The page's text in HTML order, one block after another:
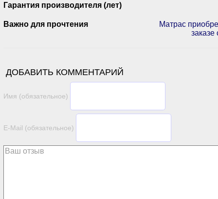
Гарантия производителя (лет)
Важно для прочтения
Матрас
заказе
ДОБАВИТЬ КОММЕНТАРИЙ
Имя (обязательное)
E-Mail (обязательное)